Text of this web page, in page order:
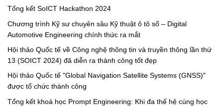
Tổng kết SoICT Hackathon 2024
Chương trình Kỹ sư chuyên sâu Kỹ thuật ô tô số – Digital
Automotive Engineering chính thức ra mắt
Hội thảo Quốc tế về Công nghệ thông tin và truyền thông lần thứ
13 (SOICT 2024) đã diễn ra thành công tốt đẹp
Hội thảo Quốc tế "Global Navigation Satellite Systems (GNSS)"
được tổ chức thành công
Tổng kết khoá học Prompt Engineering: Khi đa thế hệ cùng học